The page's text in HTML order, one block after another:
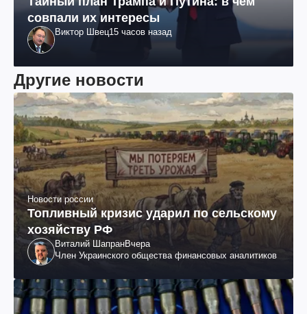
совпали их интересы
Виктор Швец15 часов назад
Другие новости
Новости россии
Топливный кризис ударил по сельскому
хозяйству РФ
Виталий ШапранВчера
Член Украинского общества финансовых аналитиков